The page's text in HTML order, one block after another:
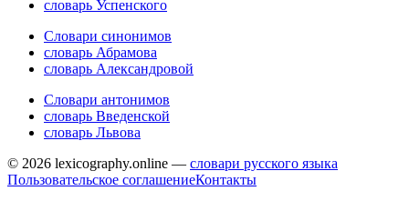
словарь Успенского
Словари синонимов
словарь Абрамова
словарь Александровой
Словари антонимов
словарь Введенской
словарь Львова
© 2026 lexicography.online — словари русского языка
Пользовательское соглашениеКонтакты